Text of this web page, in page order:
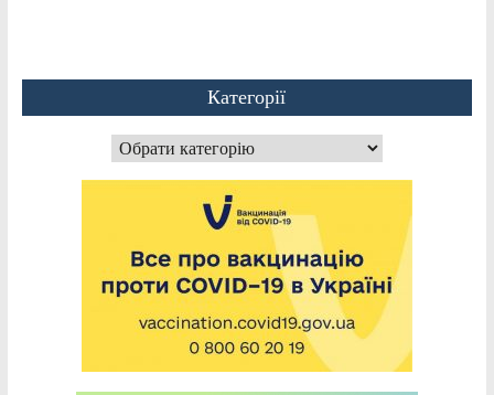
Категорії
Категорії